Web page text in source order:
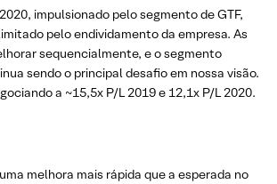
impulsionado pelo segmento de GTF,
pelo endividamento da empresa. As
sequencialmente, e o segmento
sendo o principal desafio em nossa visão.
a ~15,5x P/L 2019 e 12,1x P/L 2020.
melhora mais rápida que a esperada no